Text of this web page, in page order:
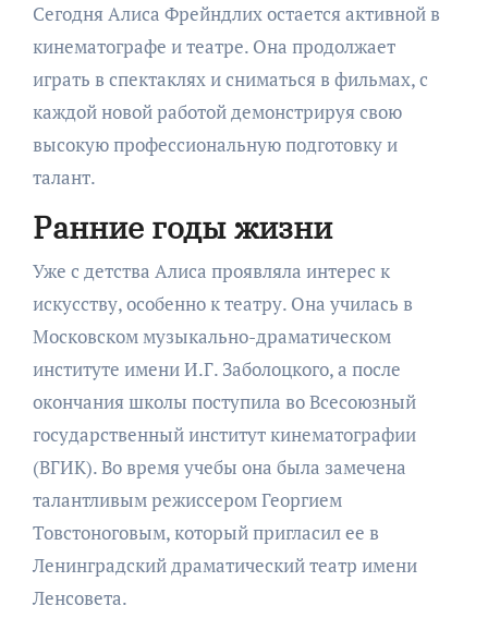
Сегодня Алиса Фрейндлих остается активной в
кинематографе и театре. Она продолжает
играть в спектаклях и сниматься в фильмах, с
каждой новой работой демонстрируя свою
высокую профессиональную подготовку и
талант.
Ранние годы жизни
Уже с детства Алиса проявляла интерес к
искусству, особенно к театру. Она училась в
Московском музыкально-драматическом
институте имени И.Г. Заболоцкого, а после
окончания школы поступила во Всесоюзный
государственный институт кинематографии
(ВГИК). Во время учебы она была замечена
талантливым режиссером Георгием
Товстоноговым, который пригласил ее в
Ленинградский драматический театр имени
Ленсовета.